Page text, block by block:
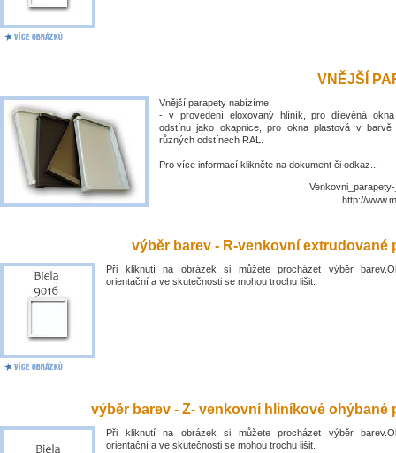
VNĚJŠÍ
Vnější parapety nabízíme:
- v provedení eloxovaný hlíník, pro dřevěná
odstínu jako okapnice, pro okna plastová v
různých odstínech RAL.
Pro více informací klikněte na dokument či odkaz...
http://
výběr barev - R-venkovní extrudované
Při kliknutí na obrázek si můžete procházet výběr
orientační a ve skutečnosti se mohou trochu lišit.
výběr barev - Z- venkovní hliníkové ohýbané
Při kliknutí na obrázek si můžete procházet výběr
orientační a ve skutečnosti se mohou trochu lišit.